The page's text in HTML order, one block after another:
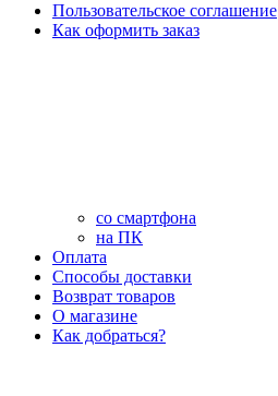
Пользовательское соглашение
Как оформить заказ
со смартфона
на ПК
Оплата
Способы доставки
Возврат товаров
О магазине
Как добраться?